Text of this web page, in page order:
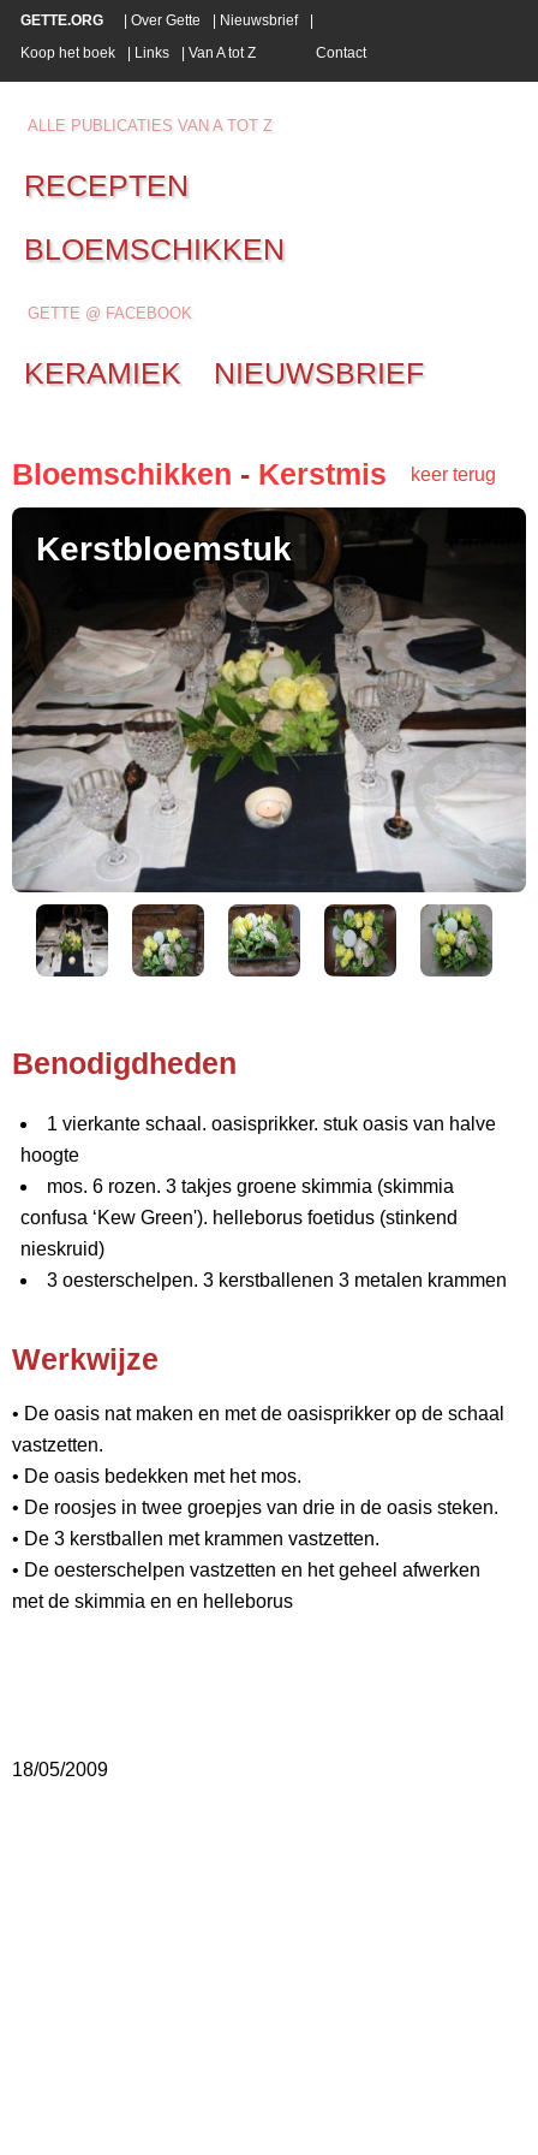
GETTE.ORG Over Gette Nieuwsbrief
Koop het boek
Links Van A tot Z Contact
ALLE PUBLICATIES VAN A TOT Z
RECEPTEN
BLOEMSCHIKKEN
GETTE @ FACEBOOK
KERAMIEK NIEUWSBRIEF
keer terug
Bloemschikken - Kerstmis
Kerstbloemstuk
Benodigdheden
1 vierkante schaal. oasisprikker. stuk oasis van halve
hoogte
mos. 6 rozen. 3 takjes groene skimmia (skimmia
confusa ‘Kew Green'). helleborus foetidus (stinkend
nieskruid)
3 oesterschelpen. 3 kerstballenen 3 metalen krammen
Werkwijze
• De oasis nat maken en met de oasisprikker op de schaal
vastzetten.
• De oasis bedekken met het mos.
• De roosjes in twee groepjes van drie in de oasis steken.
• De 3 kerstballen met krammen vastzetten.
• De oesterschelpen vastzetten en het geheel afwerken
met de skimmia en en helleborus
18/05/2009